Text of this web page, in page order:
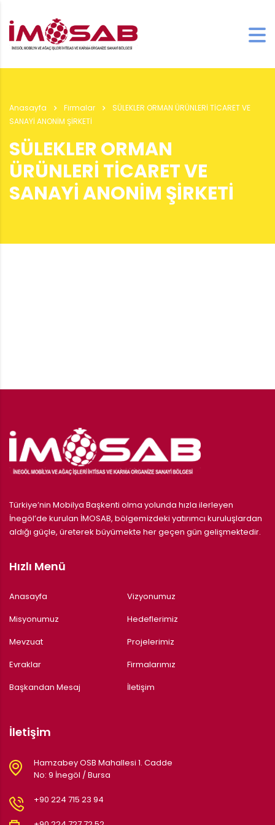
Anasayfa Firmalar
SÜLEKLER ORMAN ÜRÜNLERİ TİCARET VE
SANAYİ ANONİM ŞİRKETİ
SÜLEKLER ORMAN
ÜRÜNLERİ TİCARET VE
SANAYİ ANONİM ŞİRKETİ
Türkiye’nin Mobilya Başkenti olma yolunda hızla ilerleyen
İnegöl’de kurulan İMOSAB, bölgemizdeki yatırımcı kuruluşlardan
aldığı güçle, üreterek büyümekte her geçen gün gelişmektedir.
Hızlı Menü
Anasayfa
Vizyonumuz
Misyonumuz
Hedeflerimiz
Mevzuat
Projelerimiz
Evraklar
Firmalarımız
Başkandan Mesaj
İletişim
İletişim
Hamzabey OSB Mahallesi 1. Cadde
No: 9 İnegöl / Bursa
+90 224 715 23 94